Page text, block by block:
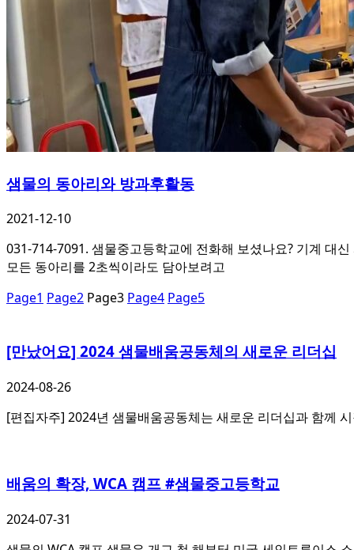
샘물의 동아리와 방과후활동
2021-12-10
031-714-7091. 샘물중고등학교에 전화해 보셨나요? 기계 대
모든 동아리를 2초씩이라도 담아보려고
Page1 Page2 Page3 Page4 Page5
[만났어요] 2024 샘물배움공동체의 새로운 리더십
2024-08-26
[편집자주] 2024년 샘물배움공동체는 새로운 리더십과 함께
배움의 확장, WCA 캠프 #샘물중고등학교
2024-07-31